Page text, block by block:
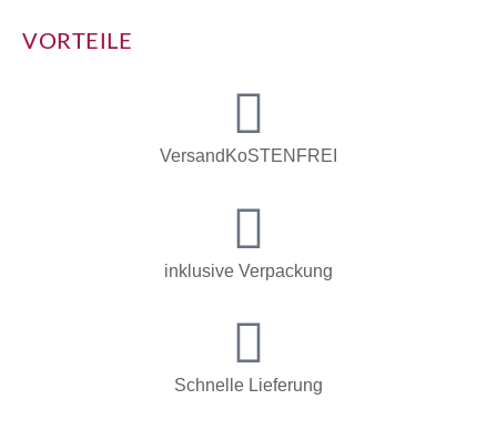
VORTEILE
VersandKoSTENFREI
inklusive Verpackung
Schnelle Lieferung